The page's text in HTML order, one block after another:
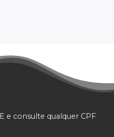
e consulte qualquer CPF